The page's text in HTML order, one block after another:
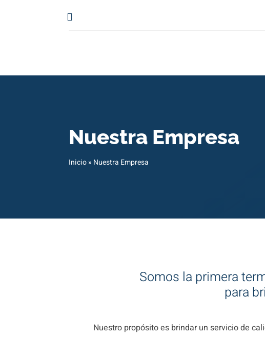
Nuestra Empresa
Inicio» Nuestra Empresa
Somos la primera
para
Nuestro propósito es brindar un servicio de